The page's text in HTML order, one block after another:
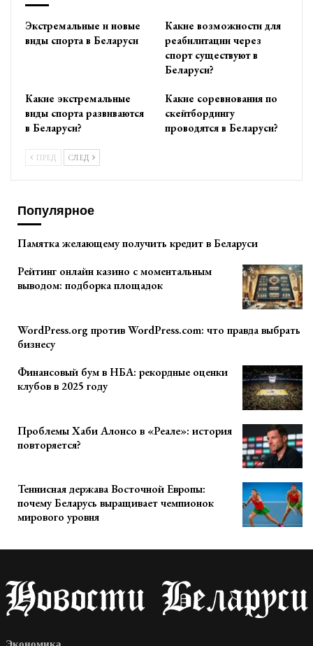
Экстремальные и новые
виды спорта в Беларуси
Какие возможности для
реабилитации через
спорт существуют в
Беларуси?
Какие экстремальные
виды спорта развиваются
в Беларуси?
Какие соревнования по
скейтбордингу
проводятся в Беларуси?
ПРЕД СЛЕД
Популярное
Памятка желающему получить кредит в Беларуси
Рейтинг онлайн казино с моментальным
выводом: подборка площадок
WordPress.org против WordPress.com: что правда выбрать
бизнесу
Финансовый бум в НБА: рекордные оценки
клубов в 2025 году
Проблемы Хаби Алонсо в «Реале»: история
повторяется?
Теннисная держава Восточной Европы:
почему Беларусь выращивает чемпионок
мирового уровня